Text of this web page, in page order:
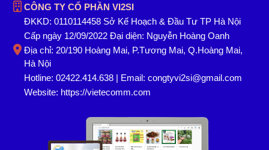
CÔNG TY CỔ PHẦN VI2SI
ĐKKD: 0110114458 Sở Kế Hoạch & Đầu Tư TP Hà Nội
Cấp ngày 12/09/2022 Đại diện: Nguyễn Hoàng Oanh
Địa chỉ: 20/190 Hoàng Mai, P.Tương Mai, Q.Hoàng Mai,
Hà Nội
Hotline: 02422.414.638 | Email: congtyvi2si@gmail.com
Website: https://vietecomm.com